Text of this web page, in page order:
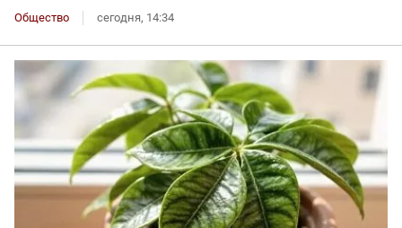
Общество сегодня, 14:34